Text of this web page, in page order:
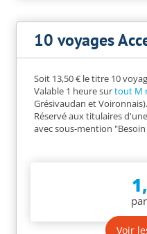
10 voyages
Soit 13,50 € le titre 10
Valable 1 heure surtout M
Grésivaudan et Voironnais).
Réservé aux titulaires
avec sous-mention
Voir